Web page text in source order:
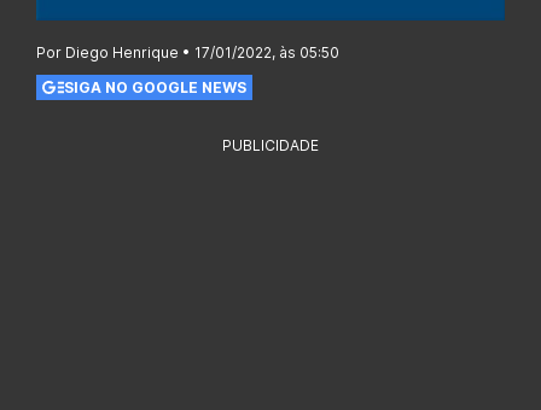
Por Diego Henrique • 17/01/2022, às 05:50
SIGA NO GOOGLE NEWS
PUBLICIDADE